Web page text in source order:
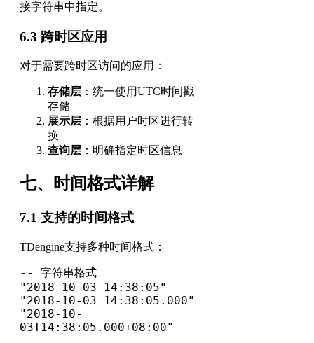
接字符串中指定。
6.3 跨时区应用
对于需要跨时区访问的应用：
存储层 ：统一使用UTC时间戳
存储
展示层 ：根据用户时区进行转
换
查询层 ：明确指定时区信息
七、时间格式详解
7.1 支持的时间格式
TDengine支持多种时间格式：
-- 字符串格式
"2018-10-03 14:38:05"
"2018-10-03 14:38:05.000"
"2018-10-
03T14:38:05.000+08:00"